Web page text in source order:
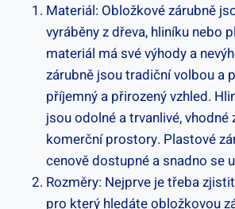
Materiál: Obložkové zárubně
vyráběny z dřeva, hliníku nebo
materiál má své výhody a
zárubně jsou tradiční volbou a
příjemný a přirozený vzhled.
jsou odolné a trvanlivé, vhodné
komerční prostory. Plastové
cenově dostupné a snadno se
Rozměry: Nejprve je třeba
pro který hledáte obložkovou